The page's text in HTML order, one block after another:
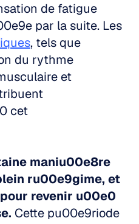
de fatigue
, tels que
du rythme
et
cet
maniu00e8re
ru00e9gime, et
revenir u00e0
Cette pu00e9riode